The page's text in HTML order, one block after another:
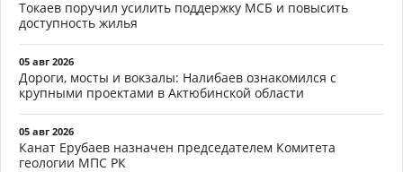
Токаев поручил усилить поддержку МСБ и повысить
доступность жилья
05 авг 2026
Дороги, мосты и вокзалы: Налибаев ознакомился с
крупными проектами в Актюбинской области
05 авг 2026
Канат Ерубаев назначен председателем Комитета
геологии МПС РК